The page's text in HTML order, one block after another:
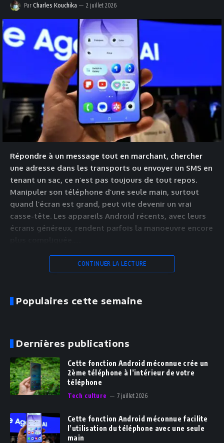
Par Charles Kouchika 2 juillet 2026
Répondre à un message tout en marchant, chercher
une adresse dans les transports ou envoyer un SMS en
tenant un sac, ce n’est pas toujours de tout repos.
Manipuler son téléphone d’une seule main, surtout
quand l’écran est grand, peut vite devenir un vrai
casse-tête. Les appareils Android récents, avec leurs
écrans généreux, rendent parfois la manoeuvre encore
CONTINUER LA LECTURE
Populaires cette semaine
Dernières publications
Cette fonction Android méconnue crée un
2ème téléphone à l’intérieur de votre
téléphone
Tech culture 7 juillet 2026
Cette fonction Android méconnue facilite
l’utilisation du téléphone avec une seule
main